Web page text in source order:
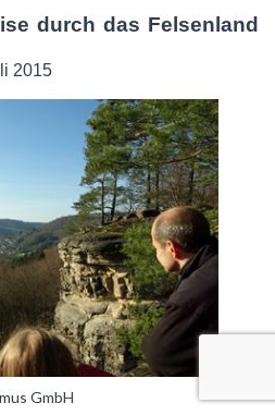
durch das Felsenland
2015
GmbH